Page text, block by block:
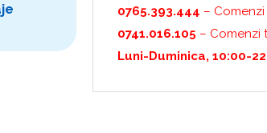
0765.393.444 –
0741.016.105 – Comenzi
Luni-Duminica, 10:00-